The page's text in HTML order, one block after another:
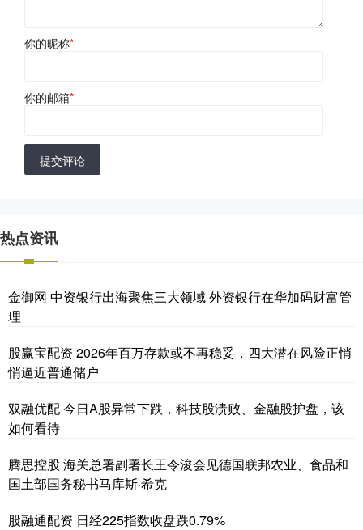
你的昵称*
你的邮箱*
提交评论
热点资讯
金御网 中资银行出海聚焦三大领域 外资银行在华加码财富管
理
股赢宝配资 2026年百万存款或不再稳妥，四大潜在风险正悄
悄逼近普通储户
双融优配 今日A股异常下跌，科技股溃败、金融股护盘，该
如何看待
腾思控股 海关总署副署长王令浚会见德国联邦农业、食品和
国土部国务秘书马库斯·希克
股融通配资 日经225指数收盘跌0.79%